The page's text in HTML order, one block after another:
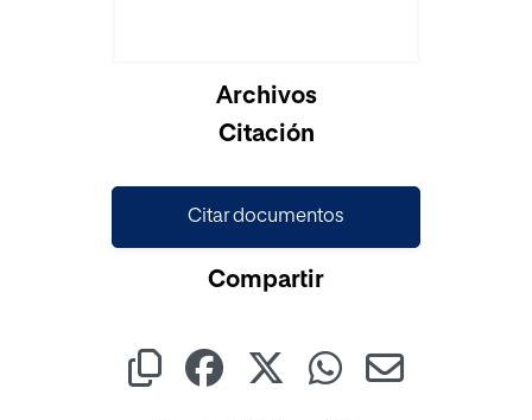
Archivos
Citación
Citar documentos
Compartir